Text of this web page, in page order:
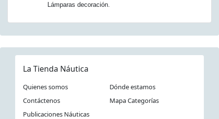
Lámparas decoración.
La Tienda Náutica
Quienes somos
Dónde estamos
Contáctenos
Mapa Categorías
Publicaciones Náuticas